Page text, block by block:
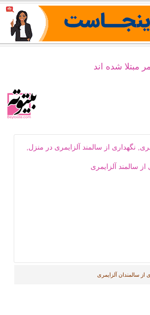
مبتلا شده اند
از سالمندان آلزایمری